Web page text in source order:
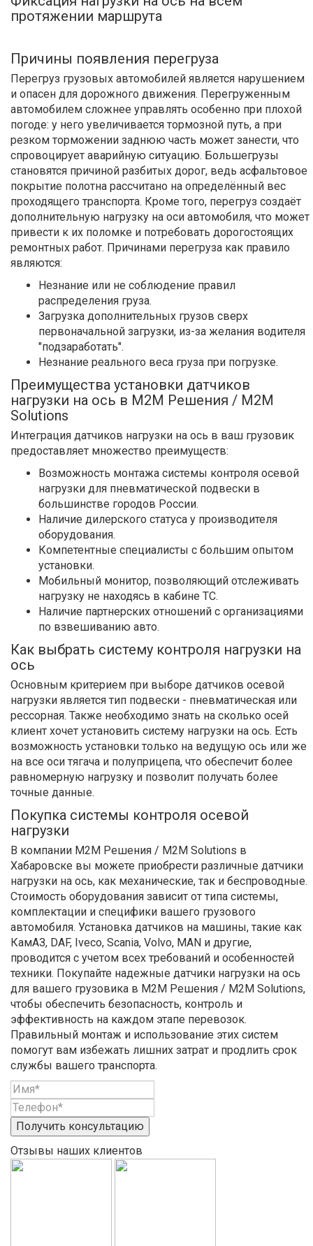
протяжении маршрута
Причины появления перегруза
Перегруз грузовых автомобилей является нарушением
и опасен для дорожного движения. Перегруженным
автомобилем сложнее управлять особенно при плохой
погоде: у него увеличивается тормозной путь, а при
резком торможении заднюю часть может занести, что
спровоцирует аварийную ситуацию. Большегрузы
становятся причиной разбитых дорог, ведь асфальтовое
покрытие полотна рассчитано на определённый вес
проходящего транспорта. Кроме того, перегруз создаёт
дополнительную нагрузку на оси автомобиля, что может
привести к их поломке и потребовать дорогостоящих
ремонтных работ. Причинами перегруза как правило
являются:
Незнание или не соблюдение правил
распределения груза.
Загрузка дополнительных грузов сверх
первоначальной загрузки, из-за желания водителя
"подзаработать".
Незнание реального веса груза при погрузке.
Преимущества установки датчиков
нагрузки на ось в М2М Решения / M2M
Solutions
Интеграция датчиков нагрузки на ось в ваш грузовик
предоставляет множество преимуществ:
Возможность монтажа системы контроля осевой
нагрузки для пневматической подвески в
большинстве городов России.
Наличие дилерского статуса у производителя
оборудования.
Компетентные специалисты с большим опытом
установки.
Мобильный монитор, позволяющий отслеживать
нагрузку не находясь в кабине ТС.
Наличие партнерских отношений с организациями
по взвешиванию авто.
Как выбрать систему контроля нагрузки на
ось
Основным критерием при выборе датчиков осевой
нагрузки является тип подвески - пневматическая или
рессорная. Также необходимо знать на сколько осей
клиент хочет установить систему нагрузки на ось. Есть
возможность установки только на ведущую ось или же
на все оси тягача и полуприцепа, что обеспечит более
равномерную нагрузку и позволит получать более
точные данные.
Покупка системы контроля осевой
нагрузки
В компании М2М Решения / M2M Solutions в
Хабаровске вы можете приобрести различные датчики
нагрузки на ось, как механические, так и беспроводные.
Стоимость оборудования зависит от типа системы,
комплектации и специфики вашего грузового
автомобиля. Установка датчиков на машины, такие как
КамАЗ, DAF, Iveco, Scania, Volvo, MAN и другие,
проводится с учетом всех требований и особенностей
техники. Покупайте надежные датчики нагрузки на ось
для вашего грузовика в М2М Решения / M2M Solutions,
чтобы обеспечить безопасность, контроль и
эффективность на каждом этапе перевозок.
Правильный монтаж и использование этих систем
помогут вам избежать лишних затрат и продлить срок
службы вашего транспорта.
Получить консультацию
Отзывы наших клиентов